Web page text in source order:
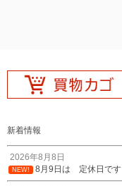
新着情報
2026年8月8日
NEW! 8月9日は 定休日です